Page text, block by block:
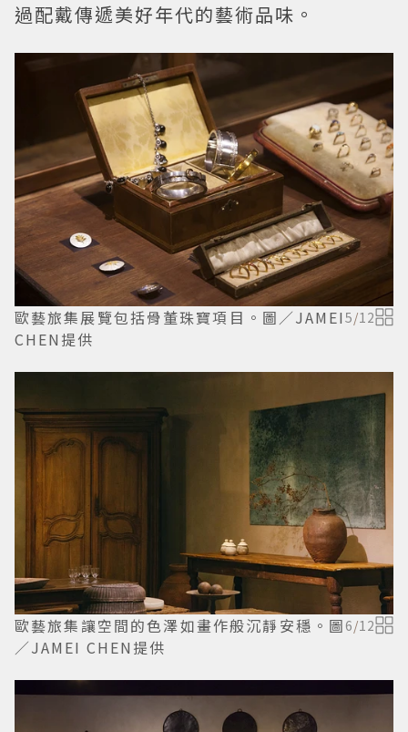
過配戴傳遞美好年代的藝術品味。
歐藝旅集展覽包括骨董珠寶項目。圖／JAMEI
CHEN提供
5/12
歐藝旅集讓空間的色澤如畫作般沉靜安穩。圖
／JAMEI CHEN提供
6/12